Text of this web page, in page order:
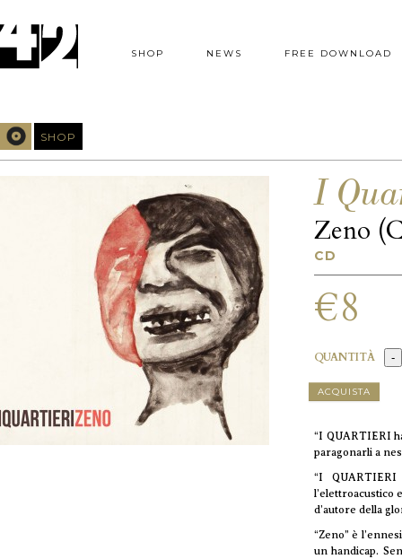
SHOP NEWS FREE DOWNLOAD
SHOP
I
Zeno
CD
€8
QUANTITÀ
ACQUISTA
“I QUARTIERI
paragonarli a
“I
l’elettroacustico
d’autore della
“Zeno” è
un handicap.